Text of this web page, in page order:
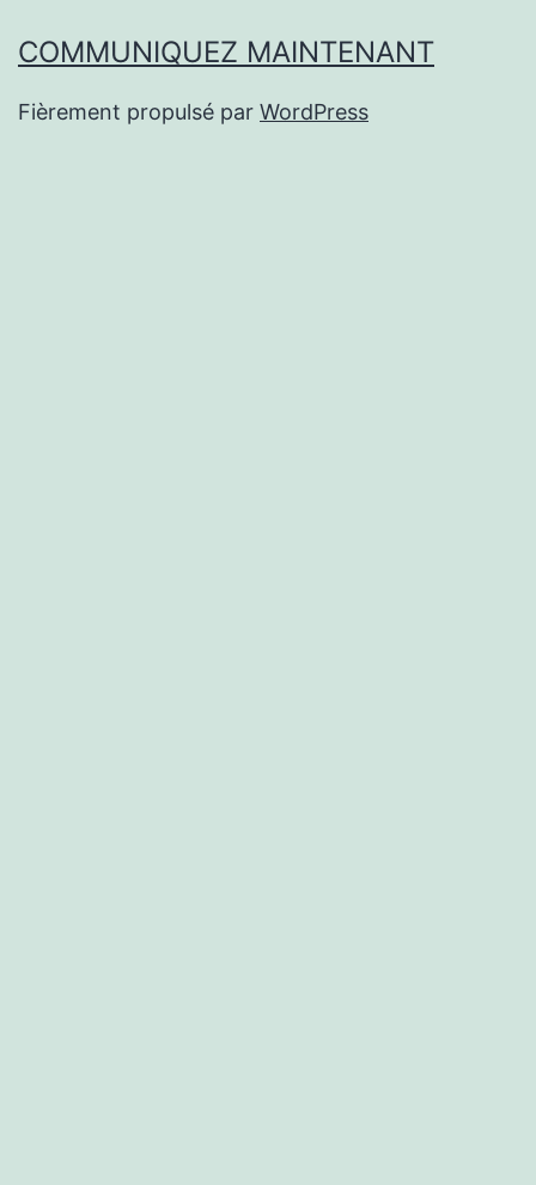
COMMUNIQUEZ MAINTENANT
Fièrement propulsé par WordPress